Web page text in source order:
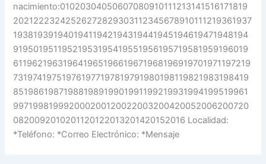
nacimiento:01020304050607080910111213141516171819
20212223242526272829303112345678910111219361937
19381939194019411942194319441945194619471948194
91950195119521953195419551956195719581959196019
611962196319641965196619671968196919701971197219
731974197519761977197819791980198119821983198419
85198619871988198919901991199219931994199519961
997199819992000200120022003200420052006200720
0820092010201120122013201420152016 Localidad:
*Teléfono: *Correo Electrónico: *Mensaje